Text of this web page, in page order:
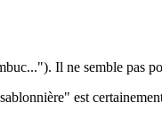
Il ne semble pas
est